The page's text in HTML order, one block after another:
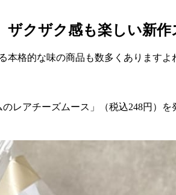
ザクザク感も楽しい新作
本格的な味の商品も数多くあります
レアチーズムース」（税込248円）を